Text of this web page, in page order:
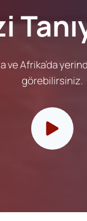
Afrika’da
görebilirsiniz.